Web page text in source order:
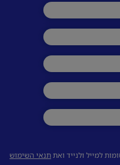
למייל ולנייד ואתתנאי השימוש